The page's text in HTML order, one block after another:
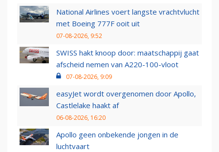
National Airlines voert langste vrachtvlucht
met Boeing 777F ooit uit
07-08-2026, 9:52
SWISS hakt knoop door: maatschappij gaat
afscheid nemen van A220-100-vloot
07-08-2026, 9:09
easyJet wordt overgenomen door Apollo,
Castlelake haakt af
06-08-2026, 16:20
Apollo geen onbekende jongen in de
luchtvaart